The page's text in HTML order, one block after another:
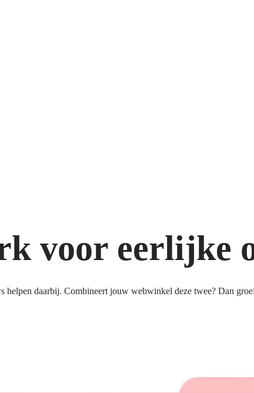
voor eerlijke
daarbij. Combineert jouw webwinkel deze twee? Dan